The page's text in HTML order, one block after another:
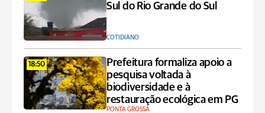
Sul do Rio Grande do Sul
COTIDIANO
18:50
Prefeitura formaliza apoio a
pesquisa voltada à
biodiversidade e à
restauração ecológica em PG
PONTA GROSSA